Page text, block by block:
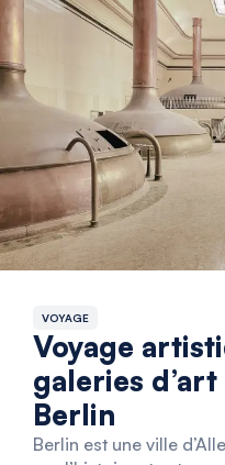
VOYAGE
Voyage
galeries
Berlin
Berlin est une ville